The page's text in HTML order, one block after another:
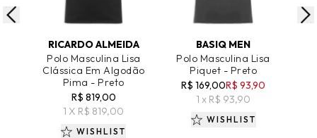
ADICIONAR AO CARRINHO
RICARDO ALMEIDA
Polo Masculina Lisa
Clássica Em Algodão
Pima - Preto
R$ 819,00
1 X R$ 819,00
WISHLIST
ADICIONAR AO CARRINHO
BASIQ MEN
Polo Masculina Lisa
Piquet - Preto
R$ 169,00R$ 93,90
1 x R$ 93,90
WISHLIST